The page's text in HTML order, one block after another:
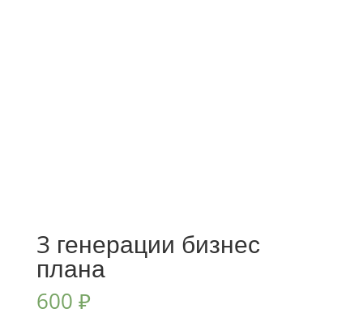
3 генерации бизнес
плана
600 ₽